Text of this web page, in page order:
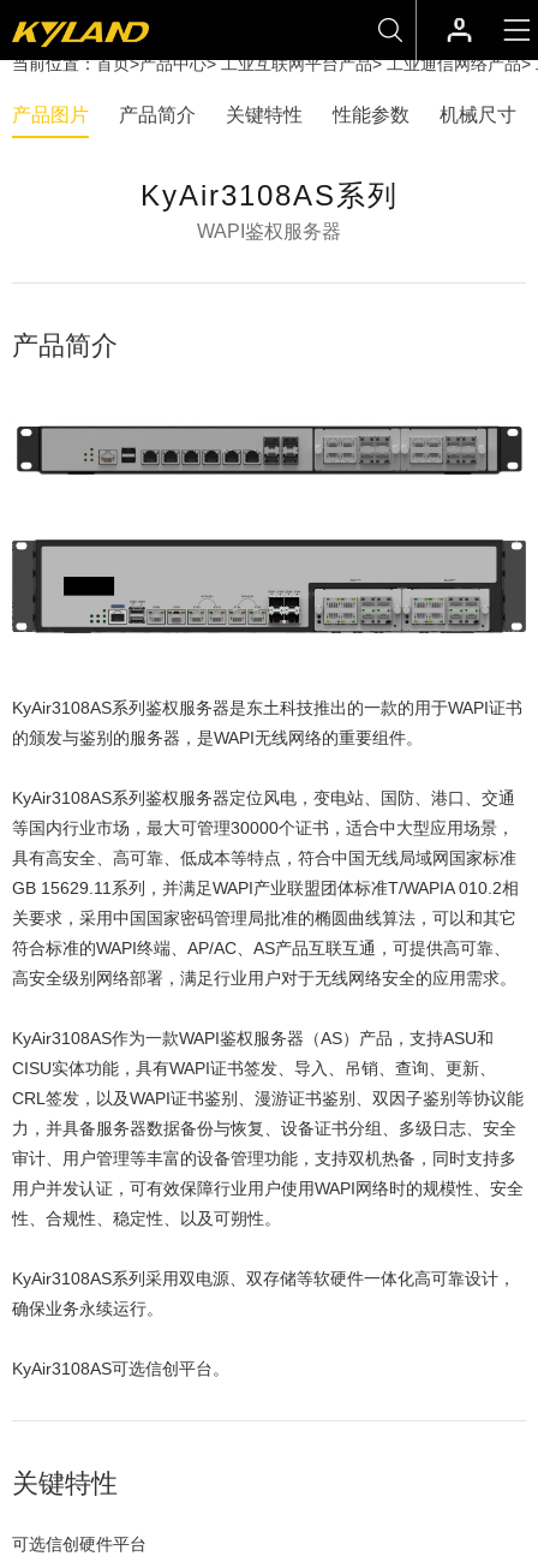
当前位置：首页>产品中心>工业互联网平台产品>工业通信网络产品>
产品图片 产品简介 关键特性 性能参数 机械尺寸
KyAir3108AS系列
WAPI鉴权服务器
产品简介
KyAir3108AS系列鉴权服务器是东土科技推出的一款的用于WAPI证书
的颁发与鉴别的服务器，是WAPI无线网络的重要组件。
KyAir3108AS系列鉴权服务器定位风电，变电站、国防、港口、交通
等国内行业市场，最大可管理30000个证书，适合中大型应用场景，
具有高安全、高可靠、低成本等特点，符合中国无线局域网国家标准
GB 15629.11系列，并满足WAPI产业联盟团体标准T/WAPIA 010.2相
关要求，采用中国国家密码管理局批准的椭圆曲线算法，可以和其它
符合标准的WAPI终端、AP/AC、AS产品互联互通，可提供高可靠、
高安全级别网络部署，满足行业用户对于无线网络安全的应用需求。
KyAir3108AS作为一款WAPI鉴权服务器（AS）产品，支持ASU和
CISU实体功能，具有WAPI证书签发、导入、吊销、查询、更新、
CRL签发，以及WAPI证书鉴别、漫游证书鉴别、双因子鉴别等协议能
力，并具备服务器数据备份与恢复、设备证书分组、多级日志、安全
审计、用户管理等丰富的设备管理功能，支持双机热备，同时支持多
用户并发认证，可有效保障行业用户使用WAPI网络时的规模性、安全
性、合规性、稳定性、以及可朔性。
KyAir3108AS系列采用双电源、双存储等软硬件一体化高可靠设计，
确保业务永续运行。
KyAir3108AS可选信创平台。
关键特性
可选信创硬件平台